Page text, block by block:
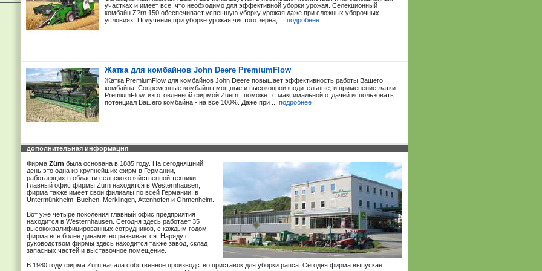
участках и имеет все, что необходимо для эффективной уборки урожая. Селекционный
комбайн Z?rn 150 обеспечивает успешную уборку урожая даже при сложных уборочных
условиях. Получение при уборке урожая чистого зерна, ... подробнее
Жатка для комбайнов John Deere PremiumFlow
Жатка PremiumFlow для комбайнов John Deere повышает эффективность работы Вашего
комбайна. Современные комбайны мощные и высокопроизводительные, и применение жатки
PremiumFlow, изготовленной фирмой Zuern , поможет с максимальной отдачей использовать
потенциал Вашего комбайна - на все 100%. Даже при ... подробнее
дополнительная информация
Фирма Zürn была основана в 1885 году. На сегодняшний
день это одна из крупнейших фирм в Германии,
работающих в области сельскохозяйственной техники.
Главный офис фирмы Zürn находится в Westernhausen,
фирма также имеет свои филиалы по всей Германии: в
Untermünkheim, Buchen, Merklingen, Attenhofen и Ohmenheim.
Вот уже четыре поколения главный офис предприятия
находится в Westernhausen. Сегодня здесь работает 35
высококвалифицированных сотрудников, с каждым годом
фирма все более динамично развивается. Наряду с
руководством фирмы здесь находится также завод, склад
запасных частей и выставочное помещение.
В 1980 году фирма Zürn начала собственное производство приставок для уборки рапса. Сегодня фирма выпускает